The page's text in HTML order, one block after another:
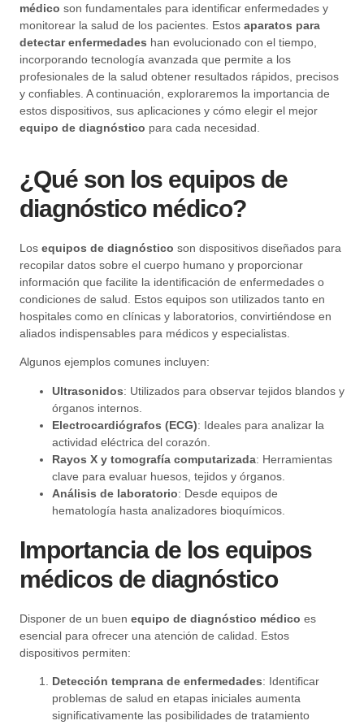
médico son fundamentales para identificar enfermedades y
monitorear la salud de los pacientes. Estos aparatos para
detectar enfermedades han evolucionado con el tiempo,
incorporando tecnología avanzada que permite a los
profesionales de la salud obtener resultados rápidos, precisos
y confiables. A continuación, exploraremos la importancia de
estos dispositivos, sus aplicaciones y cómo elegir el mejor
equipo de diagnóstico para cada necesidad.
¿Qué son los equipos de
diagnóstico médico?
Los equipos de diagnóstico son dispositivos diseñados para
recopilar datos sobre el cuerpo humano y proporcionar
información que facilite la identificación de enfermedades o
condiciones de salud. Estos equipos son utilizados tanto en
hospitales como en clínicas y laboratorios, convirtiéndose en
aliados indispensables para médicos y especialistas.
Algunos ejemplos comunes incluyen:
Ultrasonidos: Utilizados para observar tejidos blandos y
órganos internos.
Electrocardiógrafos (ECG): Ideales para analizar la
actividad eléctrica del corazón.
Rayos X y tomografía computarizada: Herramientas
clave para evaluar huesos, tejidos y órganos.
Análisis de laboratorio: Desde equipos de
hematología hasta analizadores bioquímicos.
Importancia de los equipos
médicos de diagnóstico
Disponer de un buen equipo de diagnóstico médico es
esencial para ofrecer una atención de calidad. Estos
dispositivos permiten:
Detección temprana de enfermedades: Identificar
problemas de salud en etapas iniciales aumenta
significativamente las posibilidades de tratamiento